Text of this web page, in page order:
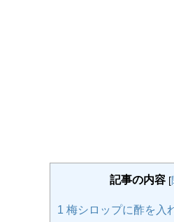
記事の内容 [
1 梅シロップに酢を入